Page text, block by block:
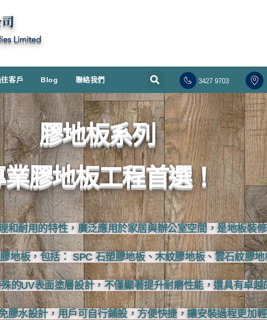
客戶 Blog 聯絡我們 3427 9703
膠地板系列
業膠地板工程首選！
和耐用的特性，廣泛應用於家居與辦公室空間，是地板裝
地板，包括： SPC 石塑膠地板、木紋膠地板、雲石紋膠地
的UV表面塗層設計，不僅顯著提升耐磨性能，還具有卓越
膠水設計，用戶可自行鋪設，方便快捷，讓安裝過程更加